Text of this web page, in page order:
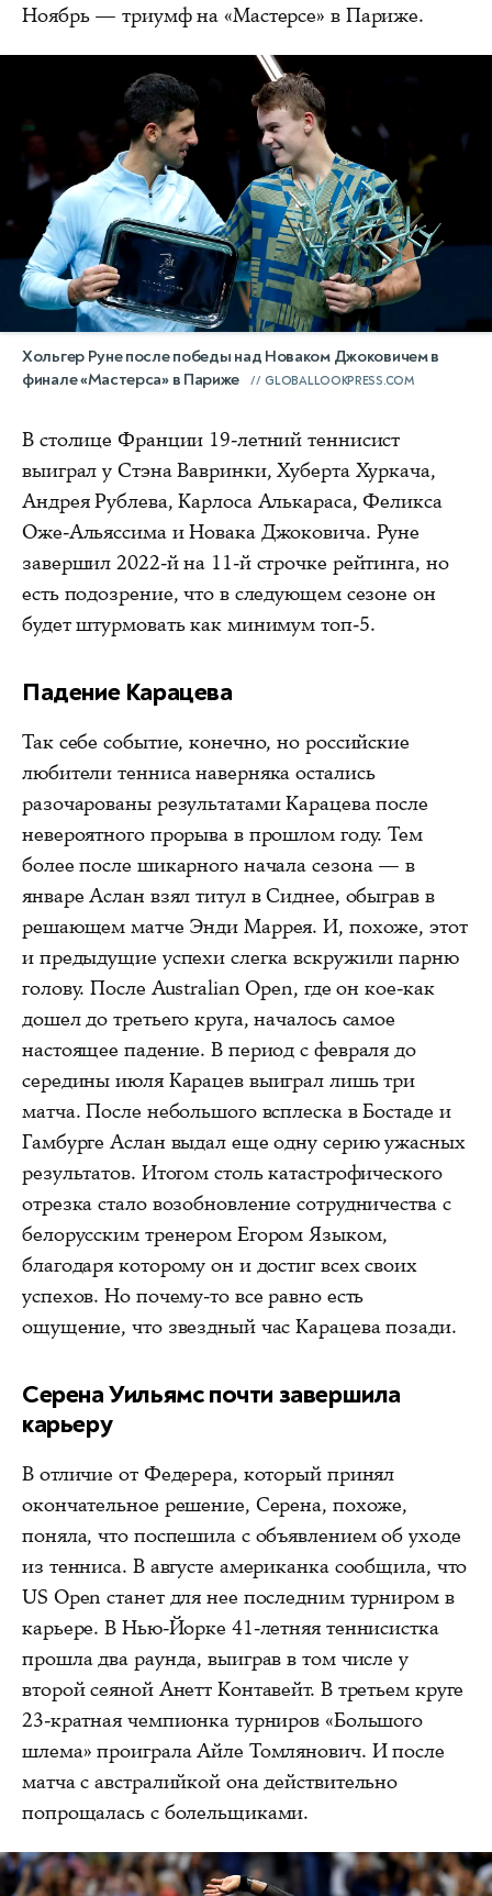
Ноябрь — триумф на «Мастерсе» в Париже.
Хольгер Руне после победы над Новаком Джоковичем в
финале «Мастерса» в Париже
GLOBALLOOKPRESS.COM
В столице Франции 19-летний теннисист
выиграл у Стэна Вавринки, Хуберта Хуркача,
Андрея Рублева, Карлоса Алькараса, Феликса
Оже-Альяссима и Новака Джоковича. Руне
завершил 2022-й на 11-й строчке рейтинга, но
есть подозрение, что в следующем сезоне он
будет штурмовать как минимум топ-5.
Падение Карацева
Так себе событие, конечно, но российские
любители тенниса наверняка остались
разочарованы результатами Карацева после
невероятного прорыва в прошлом году. Тем
более после шикарного начала сезона — в
январе Аслан взял титул в Сиднее, обыграв в
решающем матче Энди Маррея. И, похоже, этот
и предыдущие успехи слегка вскружили парню
голову. После Australian Open, где он кое-как
дошел до третьего круга, началось самое
настоящее падение. В период с февраля до
середины июля Карацев выиграл лишь три
матча. После небольшого всплеска в Бостаде и
Гамбурге Аслан выдал еще одну серию ужасных
результатов. Итогом столь катастрофического
отрезка стало возобновление сотрудничества с
белорусским тренером Егором Языком,
благодаря которому он и достиг всех своих
успехов. Но почему-то все равно есть
ощущение, что звездный час Карацева позади.
Серена Уильямс почти завершила
карьеру
В отличие от Федерера, который принял
окончательное решение, Серена, похоже,
поняла, что поспешила с объявлением об уходе
из тенниса. В августе американка сообщила, что
US Open станет для нее последним турниром в
карьере. В Нью-Йорке 41-летняя теннисистка
прошла два раунда, выиграв в том числе у
второй сеяной Анетт Контавейт. В третьем круге
23-кратная чемпионка турниров «Большого
шлема» проиграла Айле Томлянович. И после
матча с австралийкой она действительно
попрощалась с болельщиками.